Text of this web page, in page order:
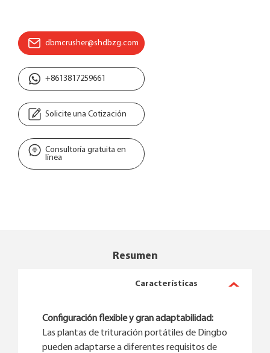
dbmcrusher@shdbzg.com
+8613817259661
Solicite una Cotización
Consultoría gratuita en
línea
Resumen
Características
Configuración flexible y gran adaptabilidad:
Las plantas de trituración portátiles de Dingbo
pueden adaptarse a diferentes requisitos de